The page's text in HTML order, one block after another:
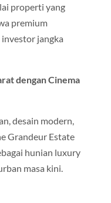
properti yang
premium
jangka
dengan Cinema
desain modern,
Grandeur Estate
hunian luxury
masa kini.